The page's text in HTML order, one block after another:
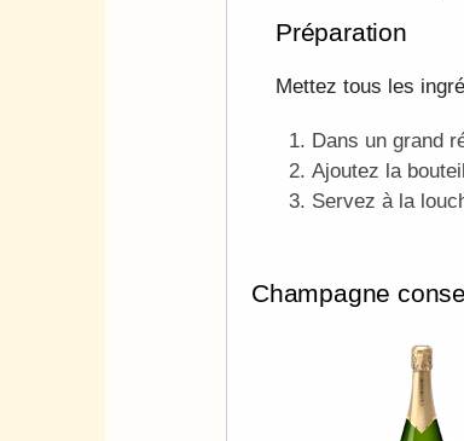
Préparation
Mettez tous les
Dans un grand
Ajoutez la
Servez à la
Champagne